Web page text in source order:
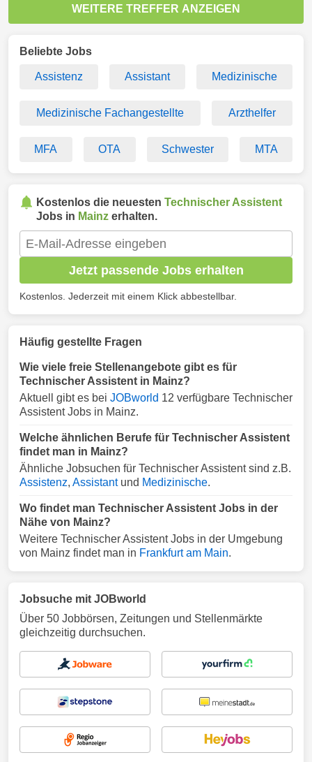
WEITERE TREFFER ANZEIGEN
Beliebte Jobs
Assistenz Assistant Medizinische
Medizinische Fachangestellte Arzthelfer
MFA OTA Schwester MTA
Kostenlos die neuesten Technischer Assistent
Jobs in Mainz erhalten.
Jetzt passende Jobs erhalten
Kostenlos. Jederzeit mit einem Klick abbestellbar.
Häufig gestellte Fragen
Wie viele freie Stellenangebote gibt es für
Technischer Assistent in Mainz?
Aktuell gibt es bei JOBworld 12 verfügbare Technischer
Assistent Jobs in Mainz.
Welche ähnlichen Berufe für Technischer Assistent
findet man in Mainz?
Ähnliche Jobsuchen für Technischer Assistent sind z.B.
Assistenz, Assistantund Medizinische.
Wo findet man Technischer Assistent Jobs in der
Nähe von Mainz?
Weitere Technischer Assistent Jobs in der Umgebung
von Mainz findet man in Frankfurt am Main.
Jobsuche mit JOBworld
Über 50 Jobbörsen, Zeitungen und Stellenmärkte
gleichzeitig durchsuchen.